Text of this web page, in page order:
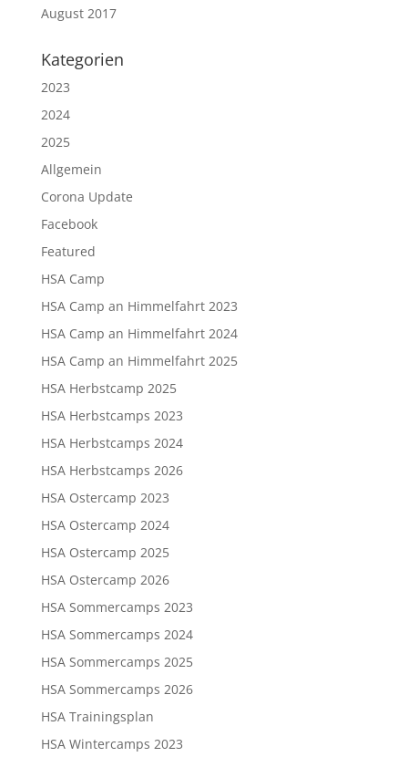
August 2017
Kategorien
2023
2024
2025
Allgemein
Corona Update
Facebook
Featured
HSA Camp
HSA Camp an Himmelfahrt 2023
HSA Camp an Himmelfahrt 2024
HSA Camp an Himmelfahrt 2025
HSA Herbstcamp 2025
HSA Herbstcamps 2023
HSA Herbstcamps 2024
HSA Herbstcamps 2026
HSA Ostercamp 2023
HSA Ostercamp 2024
HSA Ostercamp 2025
HSA Ostercamp 2026
HSA Sommercamps 2023
HSA Sommercamps 2024
HSA Sommercamps 2025
HSA Sommercamps 2026
HSA Trainingsplan
HSA Wintercamps 2023